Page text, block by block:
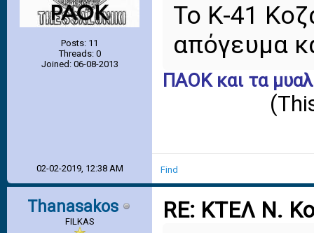
Posts: 11
Threads: 0
Joined: 06-08-2013
Το Κ-41
απόγευμα
ΠΑΟΚ και τα
02-02-2019, 12:38 AM Find
Thanasakos
FILKAS RE: ΚΤΕΛ Ν.